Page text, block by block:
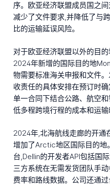
序。欧亚经济联盟成员国之
减少了文件要求,并降低了与
比的运输延误风险。
对于欧亚经济联盟以外的目
2024年新增的国际目的地
物需要标准海关申报和文件
收责任的具体安排在预订时
单一合同下结合公路、航空
低多程跨境行程的成本和运输
2024年,北海航线走廊的开通
增加了Arctic地区国际目的地
台,Dellin的开发者API包括国
三方系统在无需发货团队手
费率和路线数据。公司还通